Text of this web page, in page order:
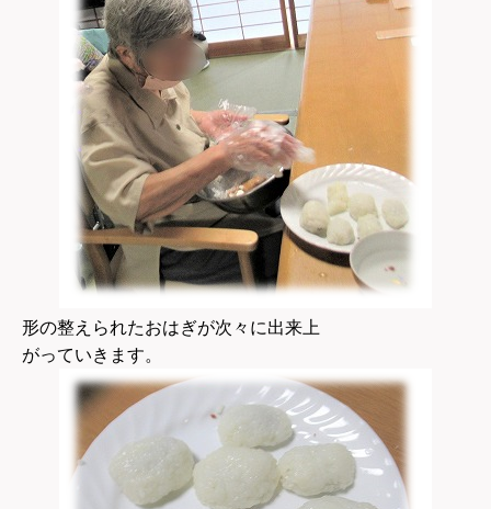
形の整えられたおはぎが次々に出来上
がっていきます。